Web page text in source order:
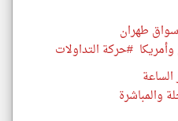
طهران
#حركة التداولات
والمباشرة